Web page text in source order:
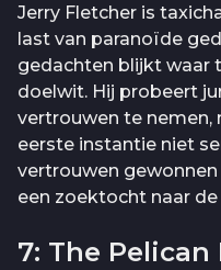
Jerry Fletcher is
last van paranoïde
gedachten blijkt waar
doelwit. Hij probeert
vertrouwen te nemen,
eerste instantie niet
vertrouwen
een zoektocht naar de
7: The Pelican